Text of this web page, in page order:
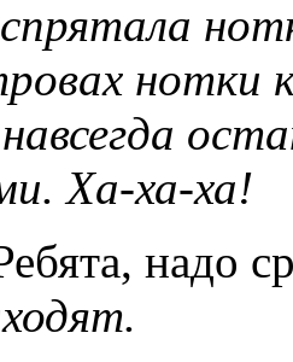
нотки
Ха-ха-ха!
надо